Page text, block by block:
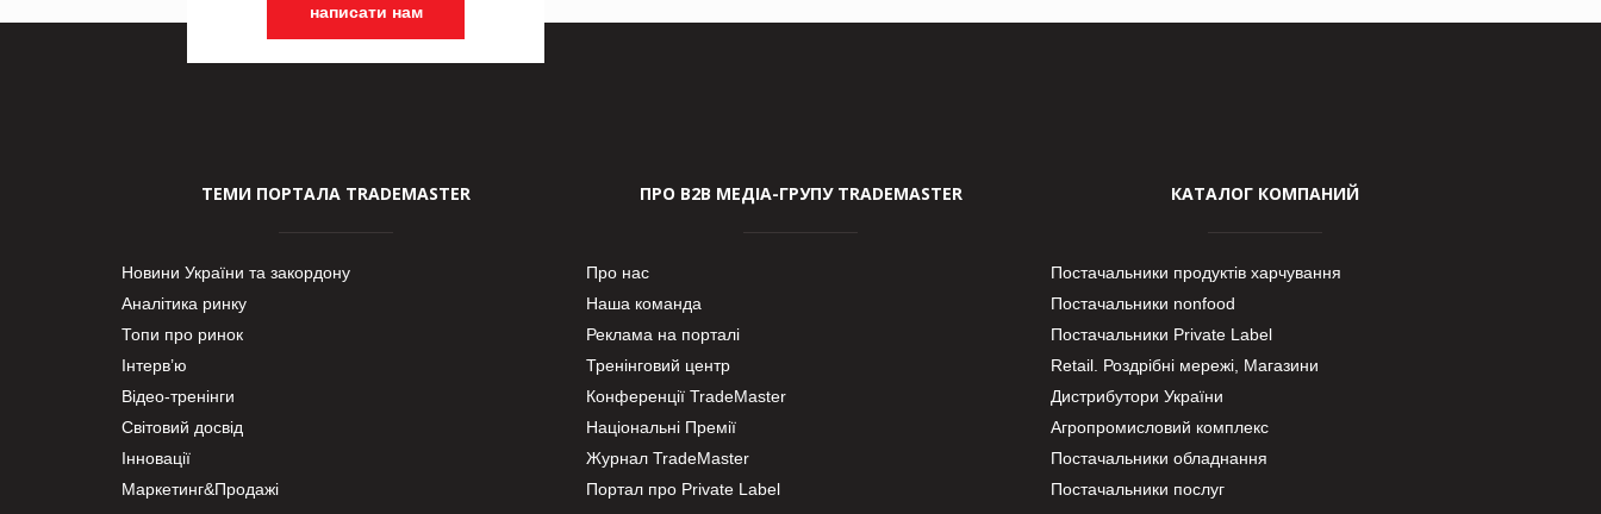
написати нам
ТЕМИ ПОРТАЛА TRADEMASTER
Новини України та закордону
Аналітика ринку
Топи про ринок
Інтерв’ю
Відео-тренінги
Світовий досвід
Інновації
Маркетинг&Продажі
ПРО В2В МЕДІА-ГРУПУ TRADEMASTER
Про нас
Наша команда
Реклама на порталі
Тренінговий центр
Конференції TradeMaster
Національні Премії
Журнал TradeMaster
Портал про Private Label
КАТАЛОГ КОМПАНИЙ
Постачальники продуктів харчування
Постачальники nonfood
Постачальники Private Label
Retail. Роздрібні мережі, Магазини
Дистрибутори України
Агропромисловий комплекс
Постачальники обладнання
Постачальники послуг